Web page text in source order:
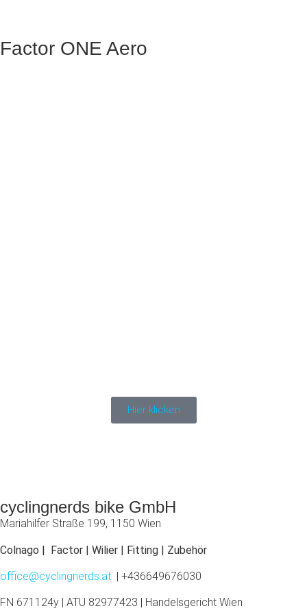
Factor ONE Aero
Hier klicken
cyclingnerds bike GmbH
Mariahilfer Straße 199, 1150 Wien
Colnago | Factor | Wilier | Fitting | Zubehör
office@cyclingnerds.at | +436649676030
FN 671124y | ATU 82977423 | Handelsgericht Wien